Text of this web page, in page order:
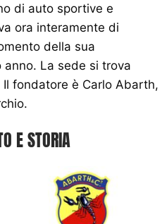
di auto sportive e
ora interamente di
della sua
anno. La sede si trova
fondatore è Carlo Abarth,
E STORIA